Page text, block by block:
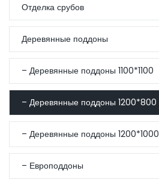
Отделка срубов
Деревянные поддоны
– Деревянные поддоны 1100*1100
– Деревянные поддоны 1200*800
– Деревянные поддоны 1200*1000
– Европоддоны